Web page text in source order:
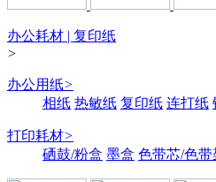
办公耗材 | 复印纸
>
办公用纸>
相纸 热敏纸 复印纸 连打纸
打印耗材>
硒鼓/粉盒 墨盒 色带芯/色带